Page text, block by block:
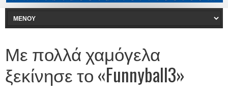
Με πολλά χαμόγελα
ξεκίνησε το «Funnyball3»